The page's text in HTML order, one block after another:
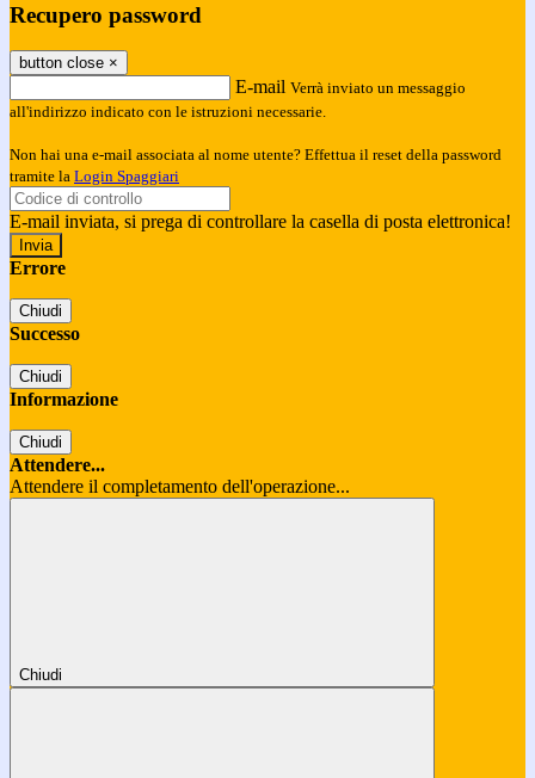
Recupero password
button close ×
E-mail Verrà inviato un messaggio
all'indirizzo indicato con le istruzioni necessarie.
Non hai una e-mail associata al nome utente? Effettua il reset della password
tramite la Login Spaggiari
E-mail inviata, si prega di controllare la casella di posta elettronica!
Errore
Chiudi
Successo
Chiudi
Informazione
Chiudi
Attendere...
Attendere il completamento dell'operazione...
Chiudi